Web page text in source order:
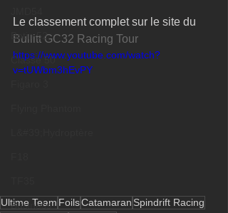
Botin 52
Classe 50
Business
Le classement complet sur le site du
Bullitt GC32 Racing Tour
https://www.youtube.com/watch?
v=tUWbm3hEvPY
Ultime Team FoilsCatamaran Spindrift Racing